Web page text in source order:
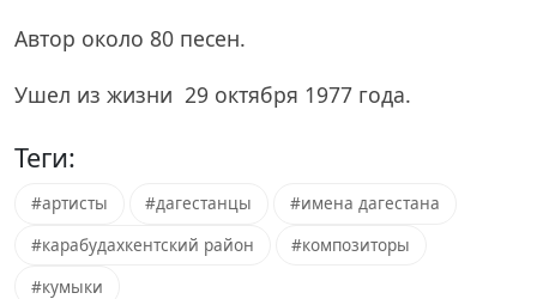
Автор около 80 песен.
Ушел из жизни 29 октября 1977 года.
Теги:
#артисты #дагестанцы
#имена дагестана
#карабудахкентский район
#композиторы
#кумыки